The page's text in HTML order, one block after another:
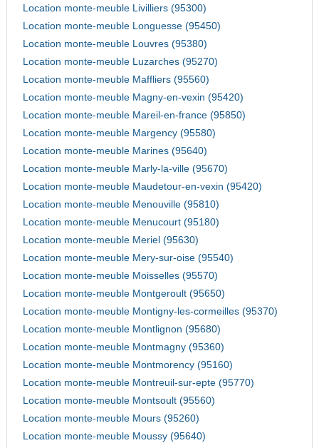
Location monte-meuble Livilliers (95300)
Location monte-meuble Longuesse (95450)
Location monte-meuble Louvres (95380)
Location monte-meuble Luzarches (95270)
Location monte-meuble Maffliers (95560)
Location monte-meuble Magny-en-vexin (95420)
Location monte-meuble Mareil-en-france (95850)
Location monte-meuble Margency (95580)
Location monte-meuble Marines (95640)
Location monte-meuble Marly-la-ville (95670)
Location monte-meuble Maudetour-en-vexin (95420)
Location monte-meuble Menouville (95810)
Location monte-meuble Menucourt (95180)
Location monte-meuble Meriel (95630)
Location monte-meuble Mery-sur-oise (95540)
Location monte-meuble Moisselles (95570)
Location monte-meuble Montgeroult (95650)
Location monte-meuble Montigny-les-cormeilles (95370)
Location monte-meuble Montlignon (95680)
Location monte-meuble Montmagny (95360)
Location monte-meuble Montmorency (95160)
Location monte-meuble Montreuil-sur-epte (95770)
Location monte-meuble Montsoult (95560)
Location monte-meuble Mours (95260)
Location monte-meuble Moussy (95640)